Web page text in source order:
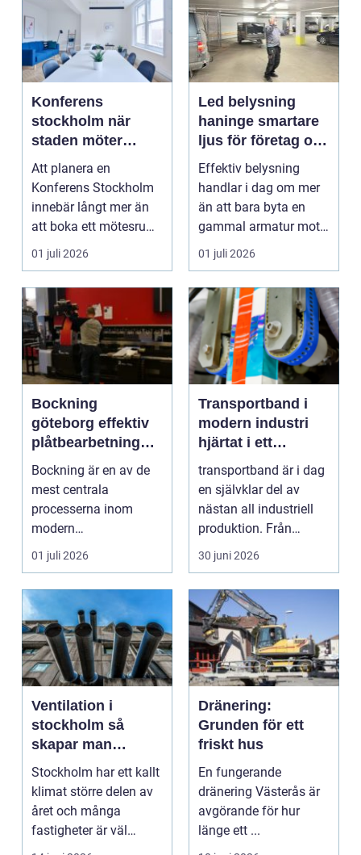
Konferens
stockholm när
staden möter
skärgård och
landsbygd
Att planera en
Konferens Stockholm
innebär långt mer än
att boka ett mötesrum
och ordna fika.
01 juli 2026
Led belysning
haninge smartare
ljus för företag och
fastigheter
Effektiv belysning
handlar i dag om mer
än att bara byta en
gammal armatur mot
en ny. Företag, bosta...
01 juli 2026
Bockning
göteborg effektiv
plåtbearbetning
med precision
Bockning är en av de
mest centrala
processerna inom
modern
plåtbearbetning. I en
01 juli 2026
Transportband i
modern industri
hjärtat i ett
effektivt flöde
transportband är i dag
en självklar del av
nästan all industriell
produktion. Från
stenbrott och åte...
30 juni 2026
Ventilation i
stockholm så
skapar man
hälsosam och
energieffektiv
inomhusluft
Stockholm har ett kallt
klimat större delen av
året och många
fastigheter är väl
isolerade för att s...
Dränering:
Grunden för ett
friskt hus
En fungerande
dränering Västerås är
avgörande för hur
länge ett ...